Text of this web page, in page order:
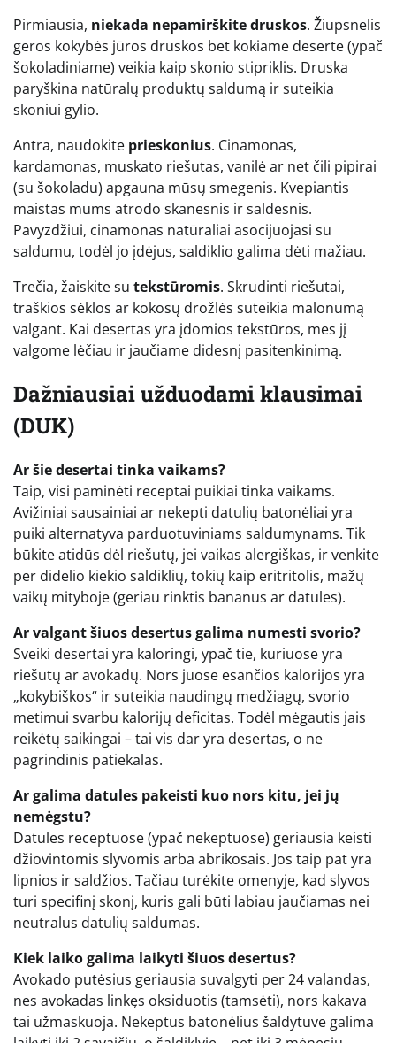
Pirmiausia, niekada nepamirškite druskos. Žiupsnelis
geros kokybės jūros druskos bet kokiame deserte (ypač
šokoladiniame) veikia kaip skonio stipriklis. Druska
paryškina natūralų produktų saldumą ir suteikia
skoniui gylio.
Antra, naudokite prieskonius. Cinamonas,
kardamonas, muskato riešutas, vanilė ar net čili pipirai
(su šokoladu) apgauna mūsų smegenis. Kvepiantis
maistas mums atrodo skanesnis ir saldesnis.
Pavyzdžiui, cinamonas natūraliai asocijuojasi su
saldumu, todėl jo įdėjus, saldiklio galima dėti mažiau.
Trečia, žaiskite su tekstūromis. Skrudinti riešutai,
traškios sėklos ar kokosų drožlės suteikia malonumą
valgant. Kai desertas yra įdomios tekstūros, mes jį
valgome lėčiau ir jaučiame didesnį pasitenkinimą.
Dažniausiai užduodami klausimai
(DUK)
Ar šie desertai tinka vaikams?
Taip, visi paminėti receptai puikiai tinka vaikams.
Avižiniai sausainiai ar nekepti datulių batonėliai yra
puiki alternatyva parduotuviniams saldumynams. Tik
būkite atidūs dėl riešutų, jei vaikas alergiškas, ir venkite
per didelio kiekio saldiklių, tokių kaip eritritolis, mažų
vaikų mityboje (geriau rinktis bananus ar datules).
Ar valgant šiuos desertus galima numesti svorio?
Sveiki desertai yra kaloringi, ypač tie, kuriuose yra
riešutų ar avokadų. Nors juose esančios kalorijos yra
„kokybiškos“ ir suteikia naudingų medžiagų, svorio
metimui svarbu kalorijų deficitas. Todėl mėgautis jais
reikėtų saikingai – tai vis dar yra desertas, o ne
pagrindinis patiekalas.
Ar galima datules pakeisti kuo nors kitu, jei jų
nemėgstu?
Datules receptuose (ypač nekeptuose) geriausia keisti
džiovintomis slyvomis arba abrikosais. Jos taip pat yra
lipnios ir saldžios. Tačiau turėkite omenyje, kad slyvos
turi specifinį skonį, kuris gali būti labiau jaučiamas nei
neutralus datulių saldumas.
Kiek laiko galima laikyti šiuos desertus?
Avokado putėsius geriausia suvalgyti per 24 valandas,
nes avokadas linkęs oksiduotis (tamsėti), nors kakava
tai užmaskuoja. Nekeptus batonėlius šaldytuve galima